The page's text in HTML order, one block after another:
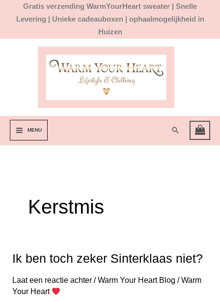
Gratis verzending WarmYourHeart sweater | Snelle
Levering | Unieke cadeauboxen | ophaalmogelijkheid in
Huizen
MENU Zoeken
Kerstmis
Ik ben toch zeker Sinterklaas niet?
Laat een reactie achter /Warm Your Heart Blog /Warm
Your Heart
Ik
toch
zeker